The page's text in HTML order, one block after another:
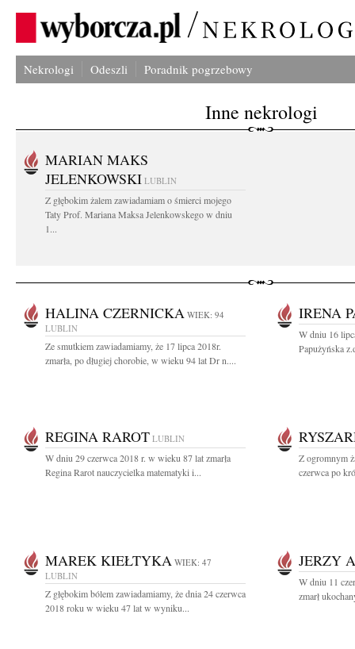
Nekrologi Odeszli Poradnik pogrzebowy
Inne nekrologi
MARIAN MAKS
JELENKOWSKI LUBLIN
Z głębokim żalem zawiadamiam o śmierci mojego
Taty Prof. Mariana Maksa Jelenkowskego w dniu
1...
HALINA CZERNICKA WIEK: 94
LUBLIN
Ze smutkiem zawiadamiamy, że 17 lipca 2018r.
zmarła, po długiej chorobie, w wieku 94 lat Dr n....
IRENA
W dniu 16
Papużyńska
REGINA RAROT LUBLIN
W dniu 29 czerwca 2018 r. w wieku 87 lat zmarła
Regina Rarot nauczycielka matematyki i...
Z ogromnym
czerwca po
MAREK KIEŁTYKA WIEK: 47
LUBLIN
Z głębokim bólem zawiadamiamy, że dnia 24 czerwca
2018 roku w wieku 47 lat w wyniku...
JERZY
W dniu 11
zmarł